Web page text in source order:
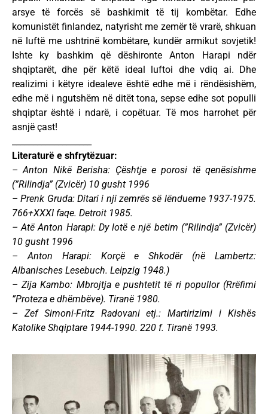
arsye të forcës së bashkimit të tij kombëtar. Edhe
komunistët finlandez, natyrisht me zemër të vrarë, shkuan
në luftë me ushtrinë kombëtare, kundër armikut sovjetik!
Ishte ky bashkim që dëshironte Anton Harapi ndër
shqiptarët, dhe për këtë ideal luftoi dhe vdiq ai. Dhe
realizimi i këtyre idealeve është edhe më i rëndësishëm,
edhe më i ngutshëm në ditët tona, sepse edhe sot populli
shqiptar është i ndarë, i copëtuar. Të mos harrohet për
asnjë çast!
Literaturë e shfrytëzuar:
– Anton Nikë Berisha: Çështje e porosi të qenësishme
(”Rilindja” (Zvicër) 10 gusht 1996
– Prenk Gruda: Ditari i nji zemrës së lëndueme 1937-1975.
766+XXXI faqe. Detroit 1985.
– Atë Anton Harapi: Dy lotë e një betim (”Rilindja” (Zvicër)
10 gusht 1996
– Anton Harapi: Korçë e Shkodër (në Lambertz:
Albanisches Lesebuch. Leipzig 1948.)
– Zija Kambo: Mbrojtja e pushtetit të ri popullor (Rrëfimi
”Proteza e dhëmbëve). Tiranë 1980.
– Zef Simoni-Fritz Radovani etj.: Martirizimi i Kishës
Katolike Shqiptare 1944-1990. 220 f. Tiranë 1993.